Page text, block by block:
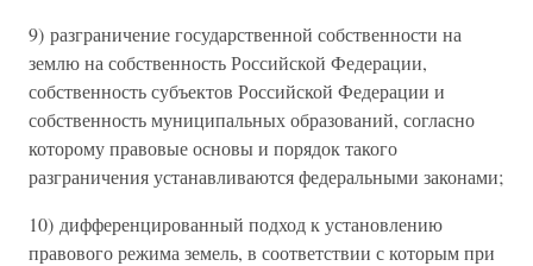
9) разграничение государственной собственности на
землю на собственность Российской Федерации,
собственность субъектов Российской Федерации и
собственность муниципальных образований, согласно
которому правовые основы и порядок такого
разграничения устанавливаются федеральными законами;
10) дифференцированный подход к установлению
правового режима земель, в соответствии с которым при